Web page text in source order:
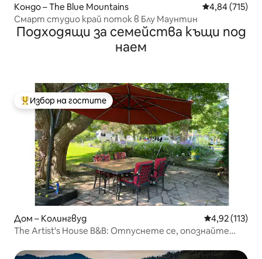
Кондо – The Blue Mountains Средна
4,84 (715)
Смарт студио край поток в Блу Маунтин
Подходящи за семейства къщи под
наем
Най-популярен избор на гостите
Избор на гостите
Дом – Колингвуд Средна
4,92 (113)
The Artist's House B&B: Отпуснете се, опознайте